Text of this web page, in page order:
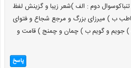
دوم : الف )شعر زیبا و گزینش لفظ
ب ) میرزای بزرگ و مرجع شجاع و فتوای
) جویم و گویم ب ) چمان و چمنج ) قامت و
پاسخ